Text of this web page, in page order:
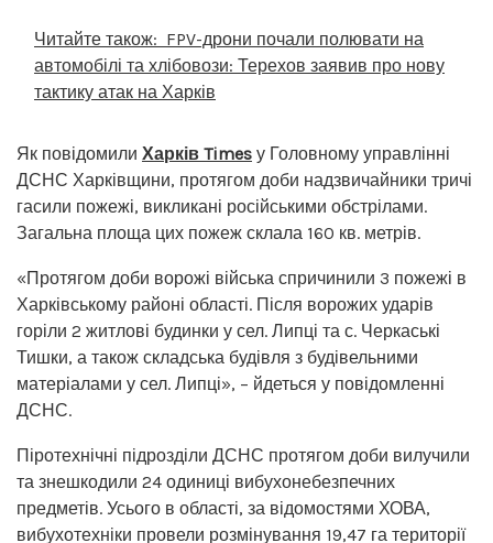
Читайте також: FPV-дрони почали полювати на
автомобілі та хлібовози: Терехов заявив про нову
тактику атак на Харків
Як повідомили Харків Times у Головному управлінні
ДСНС Харківщини, протягом доби надзвичайники тричі
гасили пожежі, викликані російськими обстрілами.
Загальна площа цих пожеж склала 160 кв. метрів.
«Протягом доби ворожі війська спричинили 3 пожежі в
Харківському районі області. Після ворожих ударів
горіли 2 житлові будинки у сел. Липці та с. Черкаські
Тишки, а також складська будівля з будівельними
матеріалами у сел. Липці», – йдеться у повідомленні
ДСНС.
Піротехнічні підрозділи ДСНС протягом доби вилучили
та знешкодили 24 одиниці вибухонебезпечних
предметів. Усього в області, за відомостями ХОВА,
вибухотехніки провели розмінування 19,47 га території